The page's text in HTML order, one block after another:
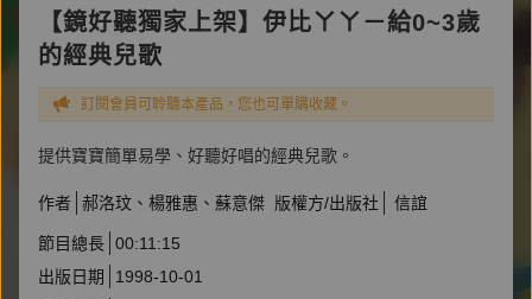
【鏡好聽獨家上架】伊比ㄚㄚ－給0~3歲
的經典兒歌
訂閱會員可聆聽本產品，您也可單購收藏。
提供寶寶簡單易學、好聽好唱的經典兒歌。
作者 郝洛玟 楊雅惠 蘇意傑 版權方/出版社 信誼
節目總長 00:11:15
出版日期
1998-10-01